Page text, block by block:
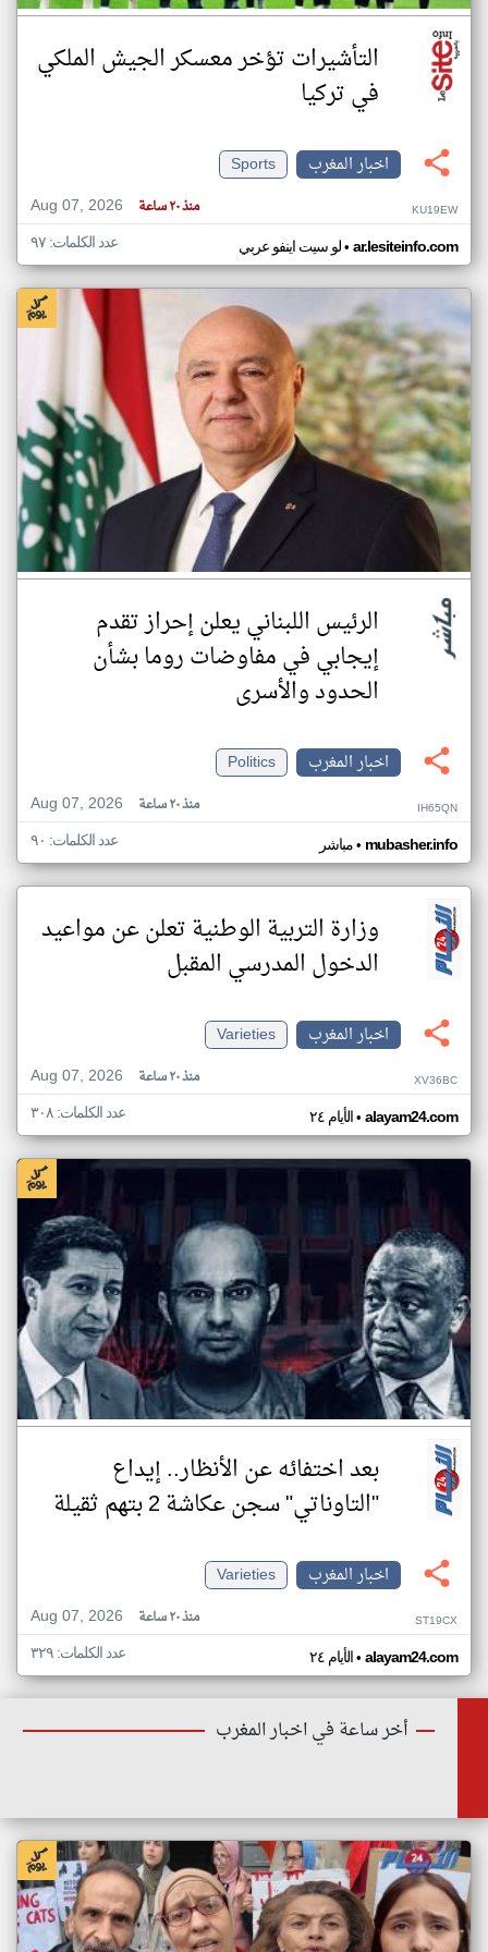
التأشيرات تؤخر معسكر الجيش الملكي
في تركيا
اخبار المغرب
Sports
Aug 07, 2026
منذ ٢٠ ساعة KU19EW
لو سيت اينفو عربي• ar.lesiteinfo.com عدد الكلمات: ٩٧
الرئيس اللبناني يعلن إحراز تقدم
إيجابي في مفاوضات روما بشأن
الحدود والأسرى
اخبار المغرب
Politics
Aug 07, 2026
منذ ٢٠ ساعة IH65QN
مباشر• mubasher.info عدد الكلمات: ٩٠
وزارة التربية الوطنية تعلن عن مواعيد
الدخول المدرسي المقبل
اخبار المغرب
Varieties
Aug 07, 2026
منذ ٢٠ ساعة XV36BC
الأيام ٢٤• alayam24.com عدد الكلمات: ٣٠٨
بعد اختفائه عن الأنظار.. إيداع
"التاوناتي" سجن عكاشة 2 بتهم ثقيلة
اخبار المغرب
Varieties
Aug 07, 2026
منذ ٢٠ ساعة ST19CX
الأيام ٢٤• alayam24.com عدد الكلمات: ٣٢٩
أخر ساعة في اخبار المغرب